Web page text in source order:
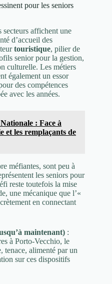
pour les seniors
secteurs affichent une
d’accueil des
touristique, pilier de
senior pour la gestion,
culturelle. Les métiers
également un essor
des compétences
avec les années.
: Face à
et les remplaçants de
méfiantes, sont peu à
les seniors pour
reste toutefois la mise
une mécanique que l’«
en connectant
maintenant) :
à Porto-Vecchio, le
tenace, alimenté par un
sur ces dispositifs